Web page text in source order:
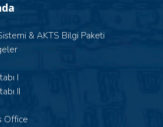
& AKTS Bilgi Paketi
I
II
Office